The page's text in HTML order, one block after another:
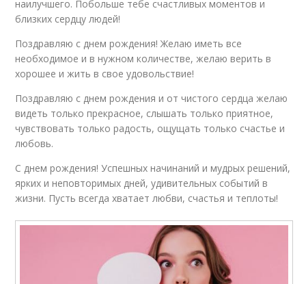
наилучшего. Побольше тебе счастливых моментов и
близких сердцу людей!
Поздравляю с днем рождения! Желаю иметь все
необходимое и в нужном количестве, желаю верить в
хорошее и жить в свое удовольствие!
Поздравляю с днем рождения и от чистого сердца желаю
видеть только прекрасное, слышать только приятное,
чувствовать только радость, ощущать только счастье и
любовь.
С днем рождения! Успешных начинаний и мудрых решений,
ярких и неповторимых дней, удивительных событий в
жизни. Пусть всегда хватает любви, счастья и теплоты!